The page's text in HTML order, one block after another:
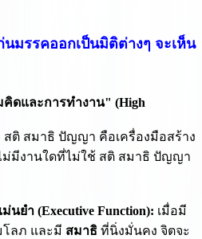
มรรคออกเป็นมิติต่างๆ จะเห็น
ดและการทำงาน" (High
สติ สมาธิ ปัญญา คือเครื่องมือสร้าง
ม่มีงานใดที่ไม่ใช้ สติ สมาธิ ปัญญา
ยำ (Executive Function): เมื่อมี
ลภ และมี สมาธิที่นิ่งมั่นคง จิตจะ